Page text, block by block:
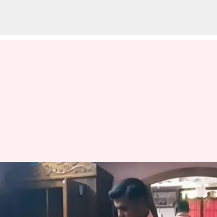
நாகர்கோவில்
தொழிலதிபர் வீட்டில்
கொள்ளை-மிளகாய்